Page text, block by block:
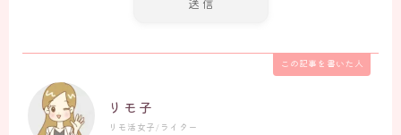
この記事を書いた人
リモ子
リモ活女子/ライター